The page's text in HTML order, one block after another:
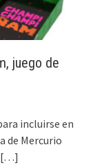
juego de
incluirse en
de Mercurio
[…]